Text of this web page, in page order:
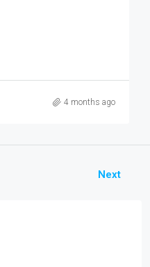
4 months ago
Next